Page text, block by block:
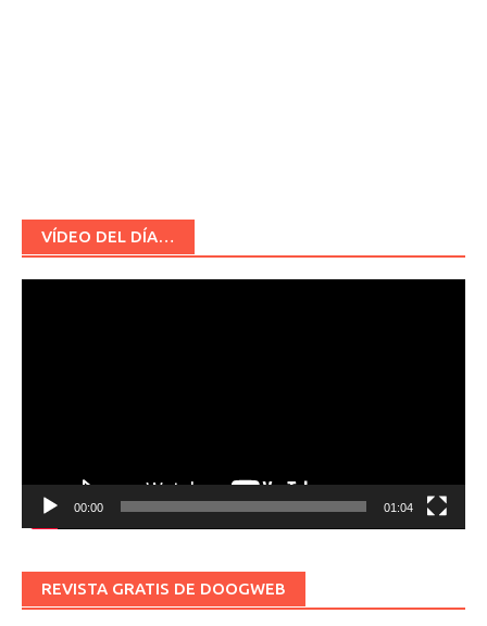
VÍDEO DEL DÍA…
00:00 01:04
REVISTA GRATIS DE DOOGWEB